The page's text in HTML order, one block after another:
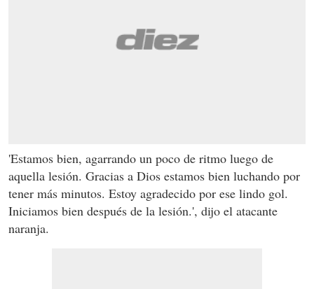
'Estamos bien, agarrando un poco de ritmo luego de
aquella lesión. Gracias a Dios estamos bien luchando por
tener más minutos. Estoy agradecido por ese lindo gol.
Iniciamos bien después de la lesión.', dijo el atacante
naranja.